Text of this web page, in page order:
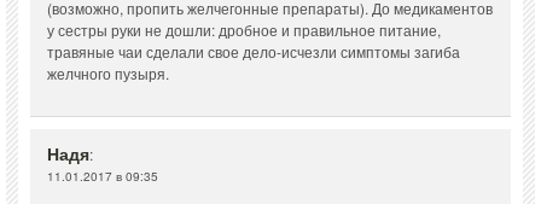
(возможно, пропить желчегонные препараты). До медикаментов
у сестры руки не дошли: дробное и правильное питание,
травяные чаи сделали свое дело-исчезли симптомы загиба
желчного пузыря.
Надя:
11.01.2017 в 09:35